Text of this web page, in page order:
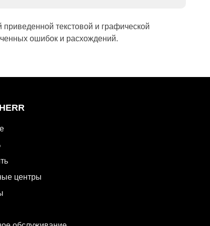
текстовой и графической
ошибок и расхождений.
центры